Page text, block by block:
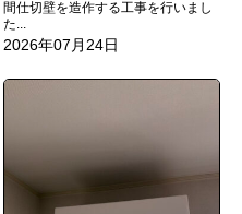
間仕切壁を造作する工事を行いまし
た...
2026年07月24日